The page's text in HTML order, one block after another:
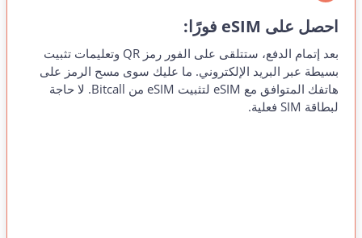
احصل على eSIM فورًا:
بعد إتمام الدفع، ستتلقى على الفور رمز QR وتعليمات تثبيت
بسيطة عبر البريد الإلكتروني. ما عليك سوى مسح الرمز على
هاتفك المتوافق مع eSIM لتثبيت eSIM من Bitcall. لا حاجة
لبطاقة SIM فعلية.